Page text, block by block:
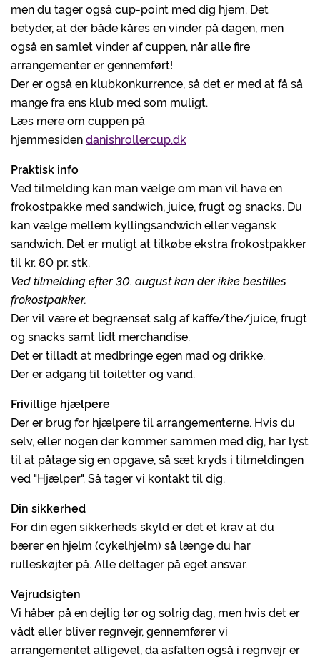
men du tager også cup-point med dig hjem. Det
betyder, at der både kåres en vinder på dagen, men
også en samlet vinder af cuppen, når alle fire
arrangementer er gennemført!
Der er også en klubkonkurrence, så det er med at få så
mange fra ens klub med som muligt.
Læs mere om cuppen på
hjemmesidendanishrollercup.dk
Praktisk info
Ved tilmelding kan man vælge om man vil have en
frokostpakke med sandwich, juice, frugt og snacks. Du
kan vælge mellem kyllingsandwich eller vegansk
sandwich. Det er muligt at tilkøbe ekstra frokostpakker
til kr. 80 pr. stk.
Ved tilmelding efter 30. august kan der ikke bestilles
frokostpakker.
Der vil være et begrænset salg af kaffe/the/juice, frugt
og snacks samt lidt merchandise.
Det er tilladt at medbringe egen mad og drikke.
Der er adgang til toiletter og vand.
Frivillige hjælpere
Der er brug for hjælpere til arrangementerne. Hvis du
selv, eller nogen der kommer sammen med dig, har lyst
til at påtage sig en opgave, så sæt kryds i tilmeldingen
ved "Hjælper". Så tager vi kontakt til dig.
Din sikkerhed
For din egen sikkerheds skyld er det et krav at du
bærer en hjelm (cykelhjelm) så længe du har
rulleskøjter på. Alle deltager på eget ansvar.
Vejrudsigten
Vi håber på en dejlig tør og solrig dag, men hvis det er
vådt eller bliver regnvejr, gennemfører vi
arrangementet alligevel, da asfalten også i regnvejr er